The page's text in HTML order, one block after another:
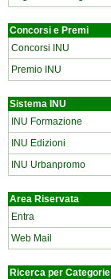
Concorsi e Premi
Concorsi INU
Premio INU
Sistema INU
INU Formazione
INU Edizioni
INU Urbanpromo
Area Riservata
Entra
Web Mail
Ricerca per Categorie